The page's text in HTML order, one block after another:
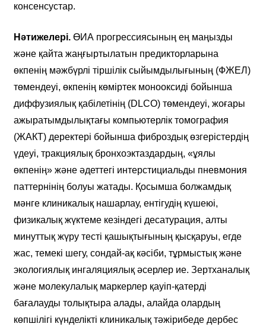
консенсустар.
Нәтижелері. ӨИА прогрессиясының ең маңызды
және қайта жаңғыртылатын предикторларына
өкпенің мәжбүрлі тіршілік сыйымдылығының (ФЖЕЛ)
төмендеуі, өкпенің көміртек монооксиді бойынша
диффузиялық қабілетінің (DLCO) төмендеуі, жоғары
ажыратымдылықтағы компьютерлік томография
(ЖАКТ) деректері бойынша фиброздық өзгерістердің
үдеуі, тракциялық бронхоэктаздардың, «ұялы
өкпенің» және әдеттегі интерстициальды пневмония
паттернінің болуы жатады. Қосымша болжамдық
мәнге клиникалық нашарлау, ентігудің күшеюі,
физикалық жүктеме кезіндегі десатурация, алты
минуттық жүру тесті қашықтығының қысқаруы, егде
жас, темекі шегу, сондай-ақ кәсіби, тұрмыстық және
экологиялық ингаляциялық әсерлер ие. Зертханалық
және молекулалық маркерлер қауіп-қатерді
бағалауды толықтыра алады, алайда олардың
көпшілігі күнделікті клиникалық тәжірибеде дербес